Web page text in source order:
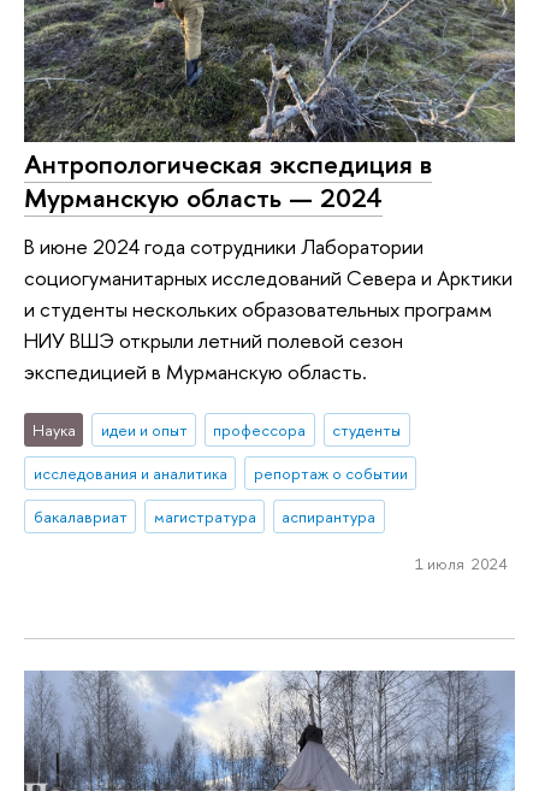
Антропологическая экспедиция в
Мурманскую область — 2024
В июне 2024 года сотрудники Лаборатории
социогуманитарных исследований Севера и Арктики
и студенты нескольких образовательных программ
НИУ ВШЭ открыли летний полевой сезон
экспедицией в Мурманскую область.
Наука идеи и опыт профессора
студенты
исследования и аналитика
репортаж о событии
бакалавриат
магистратура аспирантура
1 июля 2024